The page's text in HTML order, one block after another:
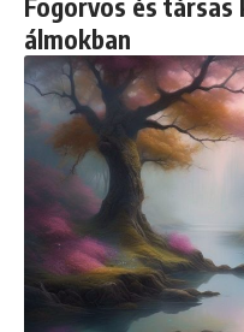
Fogorvos és társas
álmokban